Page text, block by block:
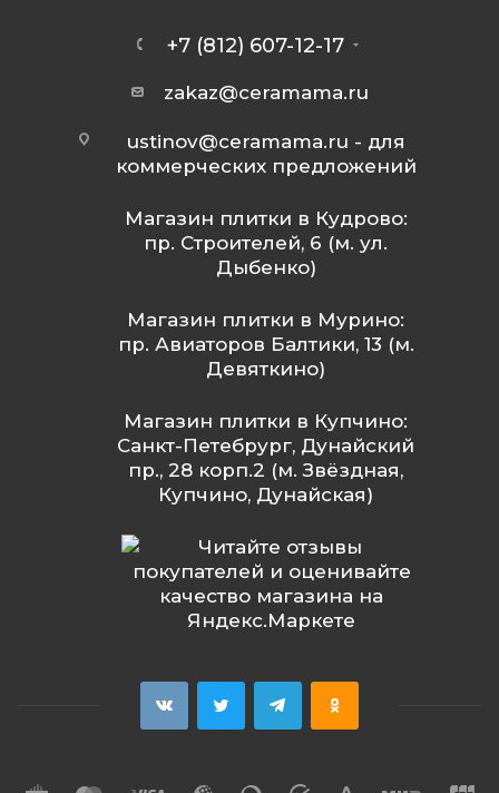
+7 (812) 607-12-17
zakaz@ceramama.ru
ustinov@ceramama.ru - для
коммерческих предложений
Магазин плитки в Кудрово:
пр. Строителей, 6 (м. ул.
Дыбенко)
Магазин плитки в Мурино:
пр. Авиаторов Балтики, 13 (м.
Девяткино)
Магазин плитки в Купчино:
Санкт-Петебрург, Дунайский
пр., 28 корп.2 (м. Звёздная,
Купчино, Дунайская)